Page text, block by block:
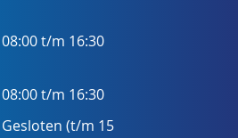
08:00 t/m 16:30
08:00 t/m 16:30
Gesloten (t/m 15